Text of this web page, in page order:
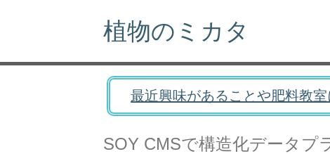
植物のミカタ
最近興味があることや肥料教
SOY CMSで構造化データプ